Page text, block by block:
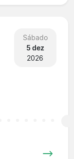
Sábado
5 dez
2026